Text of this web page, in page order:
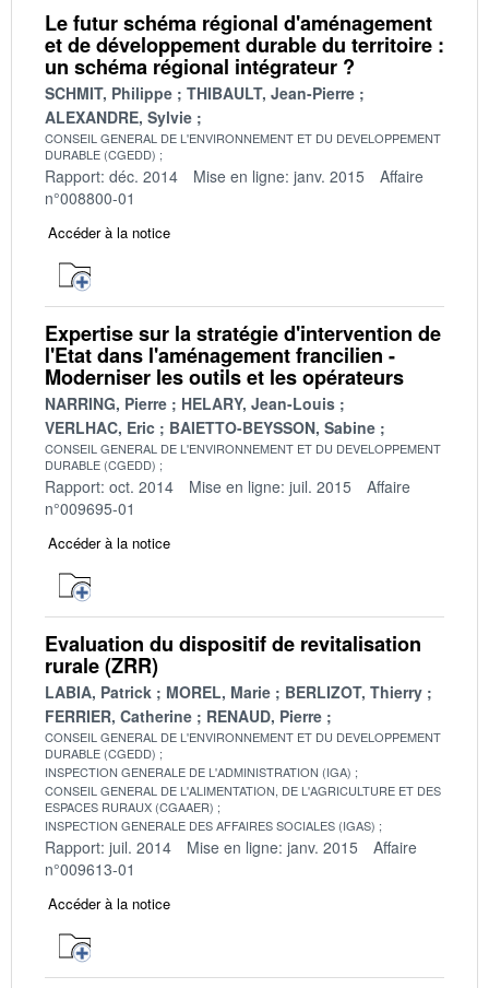
Le futur schéma régional d'aménagement
et de développement durable du territoire :
un schéma régional intégrateur ?
SCHMIT, Philippe
THIBAULT, Jean-Pierre
ALEXANDRE, Sylvie
CONSEIL GENERAL DE L'ENVIRONNEMENT ET DU DEVELOPPEMENT
DURABLE (CGEDD)
Rapport: déc. 2014 Mise en ligne: janv. 2015
Affaire
n°008800-01
Accéder à la notice
Expertise sur la stratégie d'intervention de
l'Etat dans l'aménagement francilien -
Moderniser les outils et les opérateurs
NARRING, Pierre
HELARY, Jean-Louis
VERLHAC, Eric
BAIETTO-BEYSSON, Sabine
CONSEIL GENERAL DE L'ENVIRONNEMENT ET DU DEVELOPPEMENT
DURABLE (CGEDD)
Rapport: oct. 2014 Mise en ligne: juil. 2015
Affaire
n°009695-01
Accéder à la notice
Evaluation du dispositif de revitalisation
rurale (ZRR)
LABIA, Patrick MOREL, Marie
BERLIZOT, Thierry
FERRIER, Catherine
RENAUD, Pierre
CONSEIL GENERAL DE L'ENVIRONNEMENT ET DU DEVELOPPEMENT
DURABLE (CGEDD)
INSPECTION GENERALE DE L'ADMINISTRATION (IGA)
CONSEIL GENERAL DE L'ALIMENTATION, DE L'AGRICULTURE ET DES
ESPACES RURAUX (CGAAER)
INSPECTION GENERALE DES AFFAIRES SOCIALES (IGAS)
Rapport: juil. 2014 Mise en ligne: janv. 2015
Affaire
n°009613-01
Accéder à la notice